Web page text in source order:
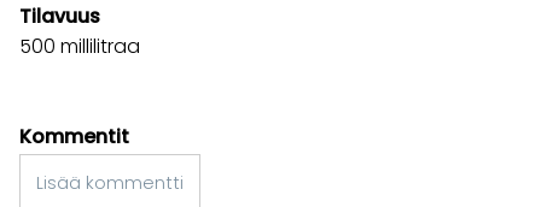
Tilavuus
500 millilitraa
Kommentit
Lisää kommentti